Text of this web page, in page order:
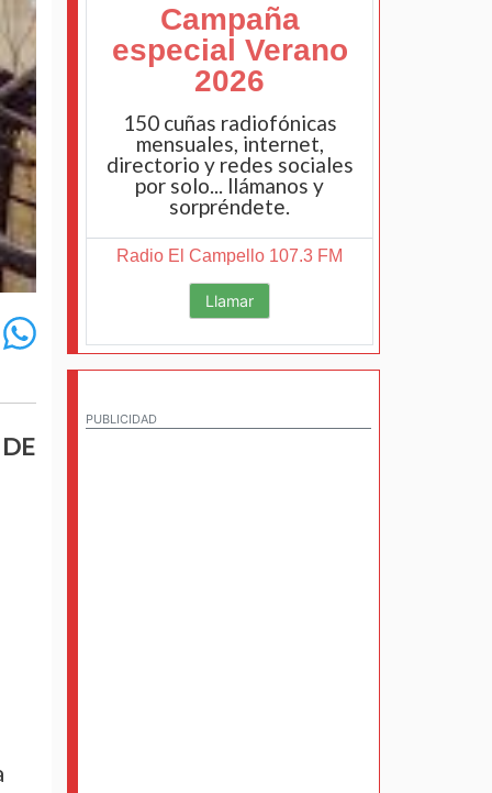
Campaña
especial Verano
2026
150 cuñas radiofónicas
mensuales, internet,
directorio y redes sociales
por solo... llámanos y
sorpréndete.
Radio El Campello 107.3 FM
Llamar
PUBLICIDAD